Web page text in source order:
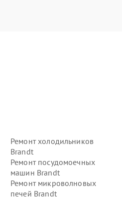
Ремонт холодильников
Brandt
Ремонт посудомоечных
машин Brandt
Ремонт микроволновых
печей Brandt